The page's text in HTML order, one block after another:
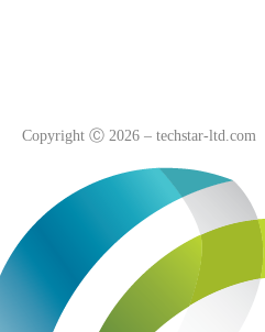
Copyright Ⓒ 2026 – techstar-ltd.com